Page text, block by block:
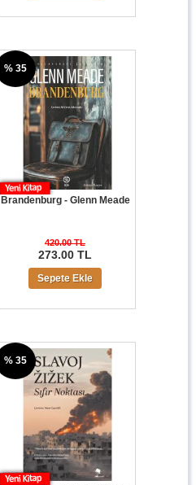
Brandenburg - Glenn Meade
420.00 TL
273.00 TL
% 35
Sepete Ekle
% 35